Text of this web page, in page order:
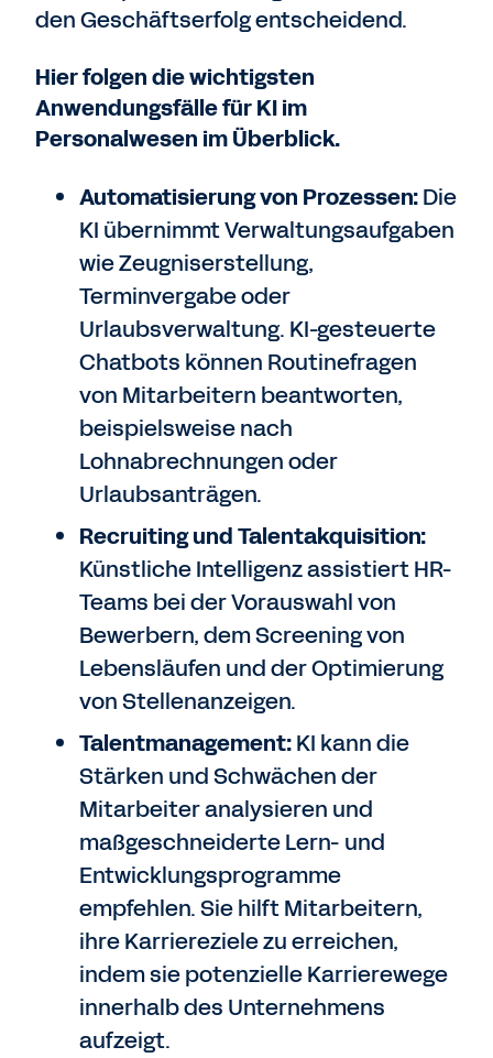
den Geschäftserfolg entscheidend.
Hier folgen die wichtigsten
Anwendungsfälle für KI im
Personalwesen im Überblick.
Automatisierung von Prozessen:Die
KI übernimmt Verwaltungsaufgaben
wie Zeugniserstellung,
Terminvergabe oder
Urlaubsverwaltung. KI-gesteuerte
Chatbots können Routinefragen
von Mitarbeitern beantworten,
beispielsweise nach
Lohnabrechnungen oder
Urlaubsanträgen.
Recruiting und Talentakquisition:
Künstliche Intelligenz assistiert HR-
Teams bei der Vorauswahl von
Bewerbern, dem Screening von
Lebensläufen und der Optimierung
von Stellenanzeigen.
Talentmanagement:KI kann die
Stärken und Schwächen der
Mitarbeiter analysieren und
maßgeschneiderte Lern- und
Entwicklungsprogramme
empfehlen. Sie hilft Mitarbeitern,
ihre Karriereziele zu erreichen,
indem sie potenzielle Karrierewege
innerhalb des Unternehmens
aufzeigt.